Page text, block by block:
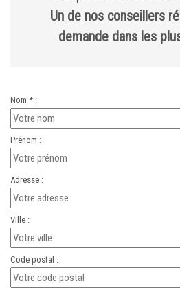
Un de nos conseillers
demande dans les
Nom * :
Prénom :
Adresse :
Ville :
Code postal :